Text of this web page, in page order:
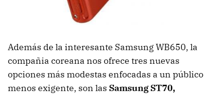
Además de la interesante Samsung WB650, la
compañia coreana nos ofrece tres nuevas
opciones más modestas enfocadas a un público
menos exigente, son las Samsung ST70,